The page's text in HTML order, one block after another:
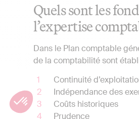
Quels sont les
l’expertise
Dans le Plan comptable
de la comptabilité sont
Continuité
Indépendance des
Coûts historiques
Prudence